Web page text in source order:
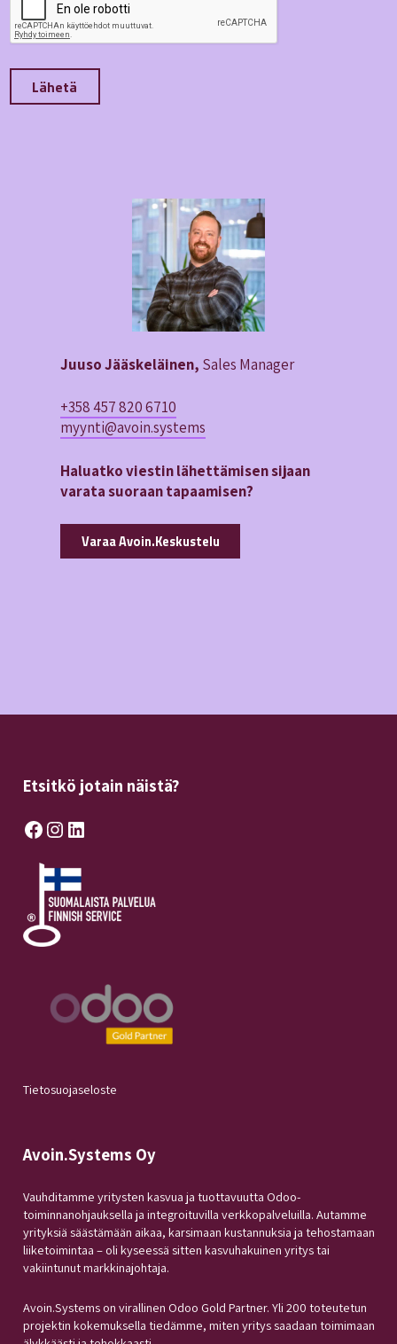
Juuso Jääskeläinen, Sales Manager
+358 457 820 6710
myynti@avoin.systems
Haluatko viestin lähettämisen sijaan
varata suoraan tapaamisen?
Varaa Avoin.Keskustelu
Etsitkö jotain näistä?
Facebook Instagram LinkedIn
Tietosuojaseloste
Avoin.Systems Oy
Vauhditamme yritysten kasvua ja tuottavuutta Odoo-
toiminnanohjauksella ja integroituvilla verkkopalveluilla. Autamme
yrityksiä säästämään aikaa, karsimaan kustannuksia ja tehostamaan
liiketoimintaa – oli kyseessä sitten kasvuhakuinen yritys tai
vakiintunut markkinajohtaja.
Avoin.Systems on virallinen Odoo Gold Partner. Yli 200 toteutetun
projektin kokemuksella tiedämme, miten yritys saadaan toimimaan